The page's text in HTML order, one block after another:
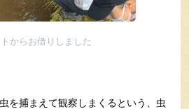
からお借りしました
を捕まえて観察しまくるという、虫